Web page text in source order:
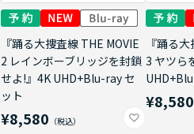
『踊る大捜査線 THE MOVIE
2 レインボーブリッジを封鎖
せよ!』4K UHD+Blu-ray セ
ット
¥8,580
『踊る
3 ヤツら
¥8,580